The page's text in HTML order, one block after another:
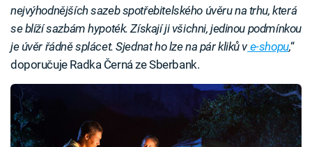
nejvýhodnějších sazeb spotřebitelského úvěru na trhu, která
se blíží sazbám hypoték. Získají ji všichni, jedinou podmínkou
je úvěr řádně splácet. Sjednat ho lze na pár kliků ve-shopu,“
doporučuje Radka Černá ze Sberbank.